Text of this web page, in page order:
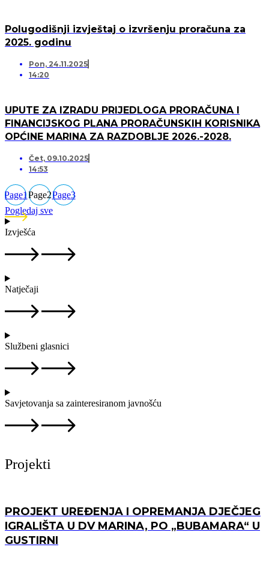
Polugodišnji izvještaj o izvršenju proračuna za
2025. godinu
Pon, 24.11.2025
14:20
UPUTE ZA IZRADU PRIJEDLOGA PRORAČUNA I
FINANCIJSKOG PLANA PRORAČUNSKIH KORISNIKA
OPĆINE MARINA ZA RAZDOBLJE 2026.-2028.
Čet, 09.10.2025
14:53
Page1Page2Page3
Pogledaj sve
Izvješća
Natječaji
Službeni glasnici
Savjetovanja sa zainteresiranom javnošću
Projekti
PROJEKT UREĐENJA I OPREMANJA DJEČJEG
IGRALIŠTA U DV MARINA, PO „BUBAMARA“ U
GUSTIRNI